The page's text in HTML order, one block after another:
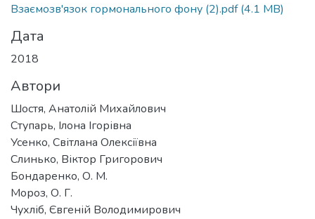
Взаємозв'язок гормонального фону (2).pdf(4.1 MB)
Дата
2018
Автори
Шостя, Анатолій Михайлович
Ступарь, Ілона Ігорівна
Усенко, Світлана Олексіївна
Слинько, Віктор Григорович
Бондаренко, О. М.
Мороз, О. Г.
Чухліб, Євгеній Володимирович